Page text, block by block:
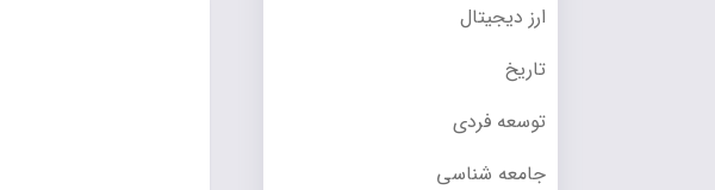
ارز دیجیتال
تاریخ
توسعه فردی
جامعه شناسی